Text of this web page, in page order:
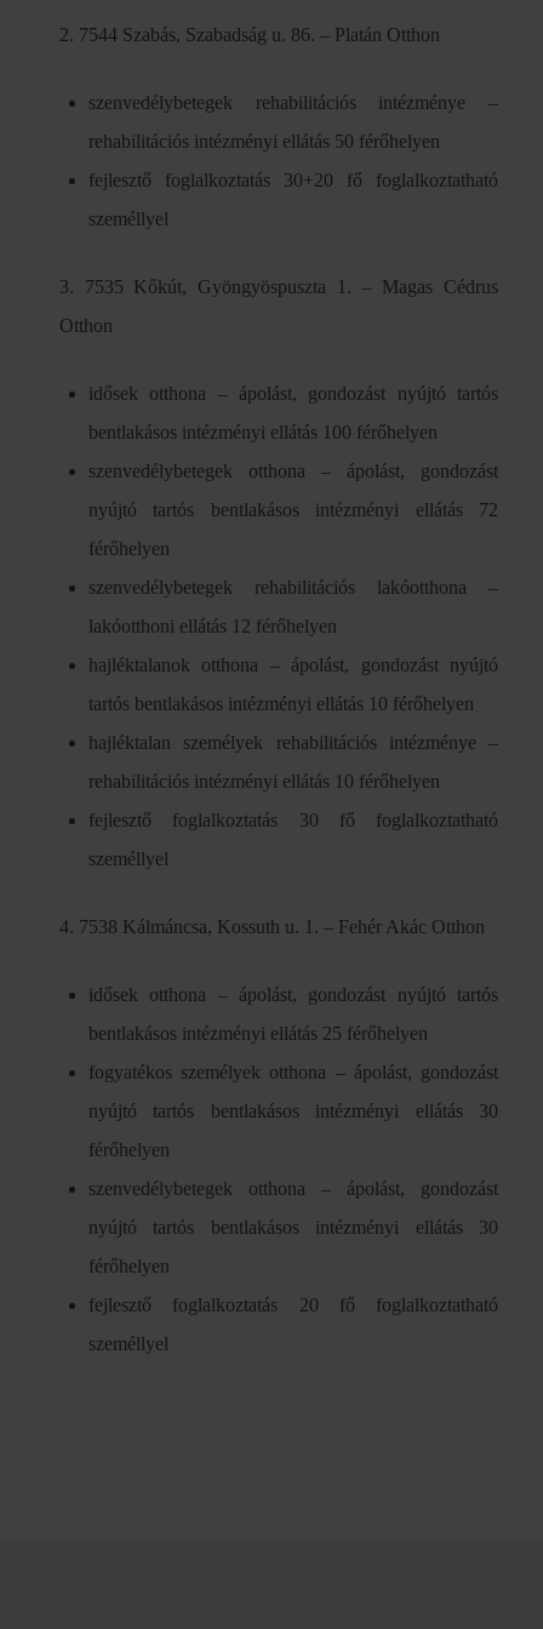
2. 7544 Szabás, Szabadság u. 86. – Platán Otthon
szenvedélybetegek rehabilitációs intézménye –
rehabilitációs intézményi ellátás 50 férőhelyen
fejlesztő foglalkoztatás 30+20 fő foglalkoztatható
személlyel
3. 7535 Kőkút, Gyöngyöspuszta 1. – Magas Cédrus
Otthon
idősek otthona – ápolást, gondozást nyújtó tartós
bentlakásos intézményi ellátás 100 férőhelyen
szenvedélybetegek otthona – ápolást, gondozást
nyújtó tartós bentlakásos intézményi ellátás 72
férőhelyen
szenvedélybetegek rehabilitációs lakóotthona –
lakóotthoni ellátás 12 férőhelyen
hajléktalanok otthona – ápolást, gondozást nyújtó
tartós bentlakásos intézményi ellátás 10 férőhelyen
hajléktalan személyek rehabilitációs intézménye –
rehabilitációs intézményi ellátás 10 férőhelyen
fejlesztő foglalkoztatás 30 fő foglalkoztatható
személlyel
4. 7538 Kálmáncsa, Kossuth u. 1. – Fehér Akác Otthon
idősek otthona – ápolást, gondozást nyújtó tartós
bentlakásos intézményi ellátás 25 férőhelyen
fogyatékos személyek otthona – ápolást, gondozást
nyújtó tartós bentlakásos intézményi ellátás 30
férőhelyen
szenvedélybetegek otthona – ápolást, gondozást
nyújtó tartós bentlakásos intézményi ellátás 30
férőhelyen
fejlesztő foglalkoztatás 20 fő foglalkoztatható
személlyel